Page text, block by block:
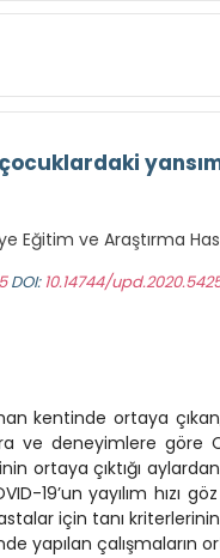
Eğitim ve Araştırma
DOI: 10.14744/
kentinde ortaya
ve deneyimlere göre
ortaya çıktığı
19’un yayılım hızı
için tanı
yapılan çalışmaların